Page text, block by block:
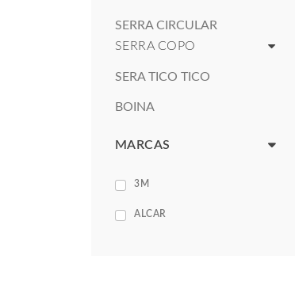
SERRA CIRCULAR
SERRA COPO
SERA TICO TICO
BOINA
MARCAS
3M
ALCAR